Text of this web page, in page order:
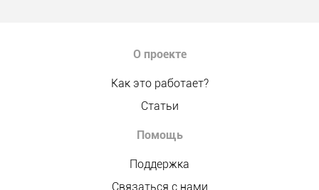
О проекте
Как это работает?
Статьи
Помощь
Поддержка
Связаться с нами